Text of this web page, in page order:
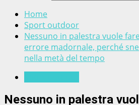
Home
Sport outdoor
Nessuno in palestra vuole
errore madornale, perché
nella metà del tempo
Nessuno in palestra